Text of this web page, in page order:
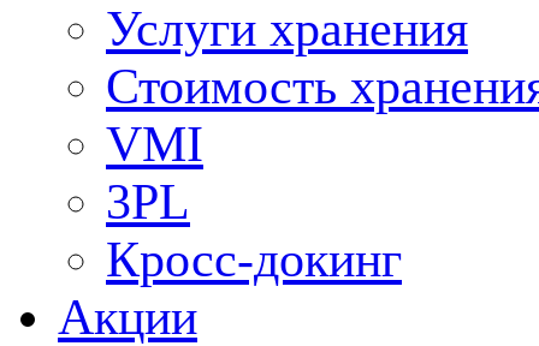
Услуги хранения
Стоимость
VMI
3PL
Кросс-докинг
Акции